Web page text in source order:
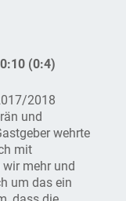
(0:4)
2018
und
wehrte
mit
mehr und
um das ein